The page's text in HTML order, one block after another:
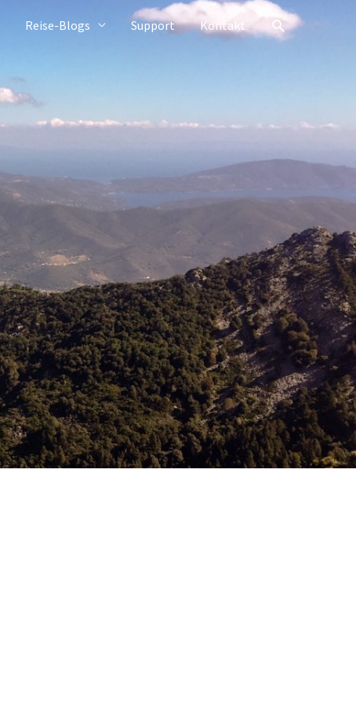
Reise-Blogs Support Kontakt Suchen